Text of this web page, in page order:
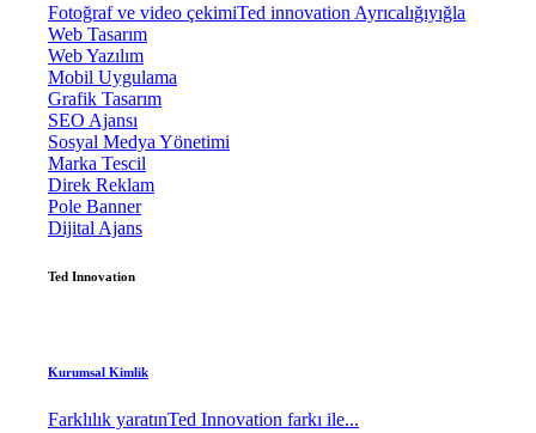
Fotoğraf ve video çekimiTed innovation Ayrıcalığıyığla
Web Tasarım
Web Yazılım
Mobil Uygulama
Grafik Tasarım
SEO Ajansı
Sosyal Medya Yönetimi
Marka Tescil
Direk Reklam
Pole Banner
Dijital Ajans
Ted Innovation
Kurumsal Kimlik
Farklılık yaratınTed Innovation farkı ile...